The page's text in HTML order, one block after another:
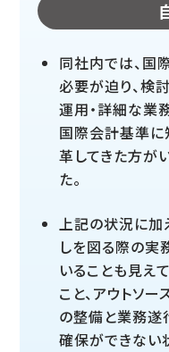
同社内では、国
必要が迫り、検
運用・詳細な業
国際会計基準に
革してきた方が
た。
上記の状況に加
しを図る際の実
いることも見え
こと、アウトソ
の整備と業務遂
確保ができない